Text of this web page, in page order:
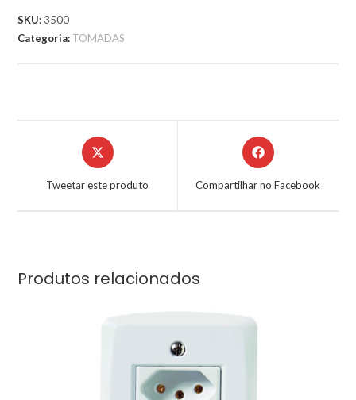
SKU: 3500
Categoria: TOMADAS
Tweetar este produto Compartilhar no Facebook
Produtos relacionados